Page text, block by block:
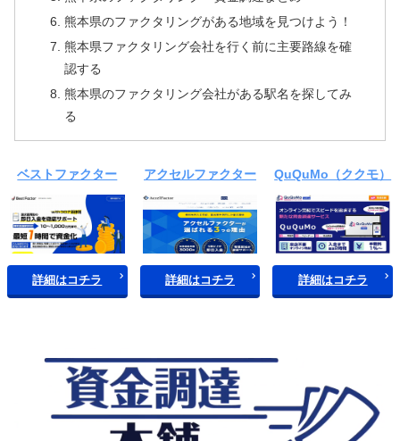
熊本県のファクタリングがある地域を見つけよう！
熊本県ファクタリング会社を行く前に主要路線を確
認する
熊本県のファクタリング会社がある駅名を探してみ
る
ベストファクター
詳細はコチラ
アクセルファクター
詳細はコチラ
QuQuMo（ククモ）
詳細はコチラ